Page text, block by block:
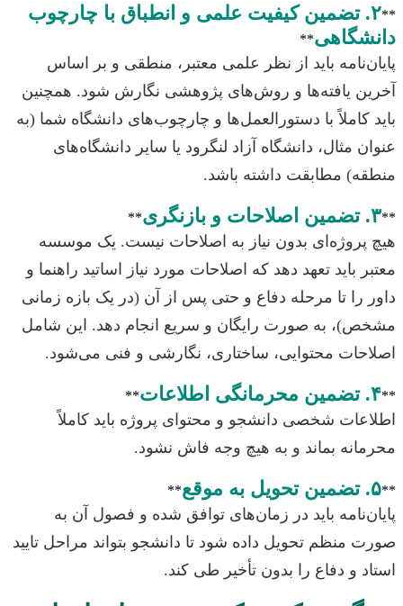
**
۲. تضمین کیفیت علمی و انطباق با چارچوب
دانشگاهی**
پایان‌نامه باید از نظر علمی معتبر، منطقی و بر اساس
آخرین یافته‌ها و روش‌های پژوهشی نگارش شود. همچنین
باید کاملاً با دستورالعمل‌ها و چارچوب‌های دانشگاه شما (به
عنوان مثال، دانشگاه آزاد لنگرود یا سایر دانشگاه‌های
منطقه) مطابقت داشته باشد.
**۳. تضمین اصلاحات و بازنگری **
هیچ پروژه‌ای بدون نیاز به اصلاحات نیست. یک موسسه
معتبر باید تعهد دهد که اصلاحات مورد نیاز اساتید راهنما و
داور را تا مرحله دفاع و حتی پس از آن (در یک بازه زمانی
مشخص)، به صورت رایگان و سریع انجام دهد. این شامل
اصلاحات محتوایی، ساختاری، نگارشی و فنی می‌شود.
**۴. تضمین محرمانگی اطلاعات **
اطلاعات شخصی دانشجو و محتوای پروژه باید کاملاً
محرمانه بماند و به هیچ وجه فاش نشود.
**۵. تضمین تحویل به موقع **
پایان‌نامه باید در زمان‌های توافق شده و فصول آن به
صورت منظم تحویل داده شود تا دانشجو بتواند مراحل تایید
استاد و دفاع را بدون تأخیر طی کند.